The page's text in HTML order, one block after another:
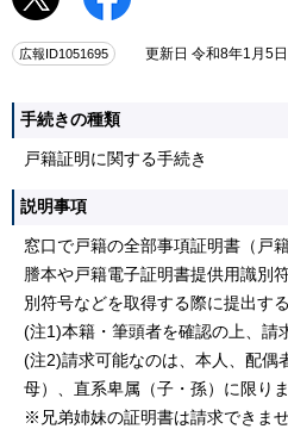
広報ID1051695 更新日 令和8年1月5日
手続きの種類
戸籍証明に関する手続き
説明事項
窓口で戸籍の全部事項証明書（戸
謄本や戸籍電子証明書提供用識別
別符号などを取得する際に提出す
(注1)本籍・筆頭者を確認の上、請
(注2)請求可能なのは、本人、配偶
母）、直系卑属（子・孫）に限りま
※兄弟姉妹の証明書は請求できませ